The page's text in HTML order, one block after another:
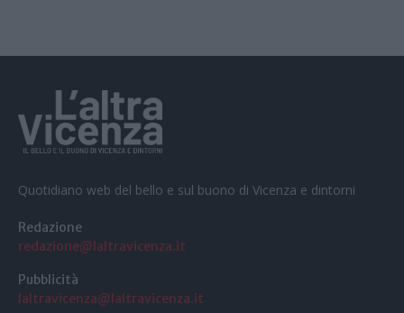
Quotidiano web del bello e sul buono di Vicenza e dintorni
Redazione
redazione@laltravicenza.it
Pubblicità
laltravicenza@laltravicenza.it